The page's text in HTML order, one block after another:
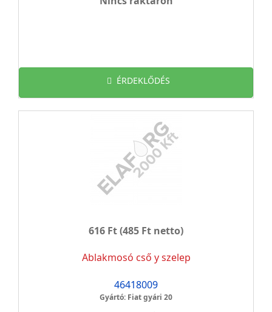
ÉRDEKLŐDÉS
616 Ft(485 Ft netto)
Ablakmosó cső y szelep
46418009
Gyártó: Fiat gyári 20